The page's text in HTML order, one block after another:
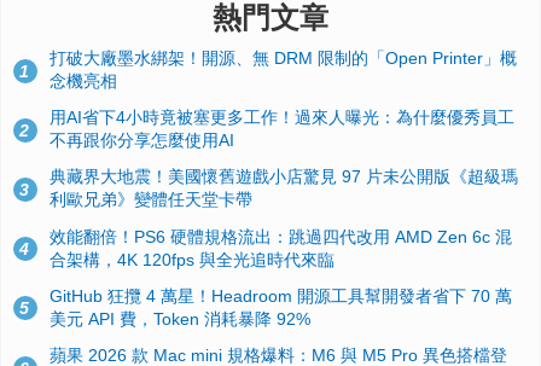
熱門文章
1
打破大廠墨水綁架！開源、無 DRM 限制的「Open Printer」概
念機亮相
2
用AI省下4小時竟被塞更多工作！過來人曝光：為什麼優秀員工
不再跟你分享怎麼使用AI
3
典藏界大地震！美國懷舊遊戲小店驚見 97 片未公開版《超級瑪
利歐兄弟》變體任天堂卡帶
4
效能翻倍！PS6 硬體規格流出：跳過四代改用 AMD Zen 6c 混
合架構，4K 120fps 與全光追時代來臨
5
GitHub 狂攬 4 萬星！Headroom 開源工具幫開發者省下 70 萬
美元 API 費，Token 消耗暴降 92%
蘋果 2026 款 Mac mini 規格爆料：M6 與 M5 Pro 異色搭檔登